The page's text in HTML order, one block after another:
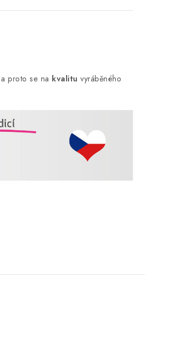
a proto se na kvalitu vyráběného